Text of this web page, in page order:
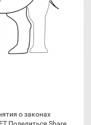
о законах